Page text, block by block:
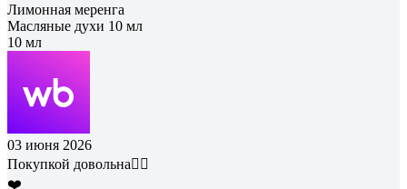
Лимонная меренга
Масляные духи 10 мл
10 мл
03 июня 2026
Покупкой довольна👍🏼
❤️